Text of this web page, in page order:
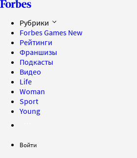
Рубрики
Forbes Games New
Рейтинги
Франшизы
Подкасты
Видео
Life
Woman
Sport
Young
Войти